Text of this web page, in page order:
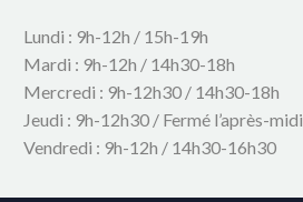
Lundi : 9h-12h / 15h-19h
Mardi : 9h-12h / 14h30-18h
Mercredi : 9h-12h30 / 14h30-18h
Jeudi : 9h-12h30 / Fermé l’après-midi
Vendredi : 9h-12h / 14h30-16h30